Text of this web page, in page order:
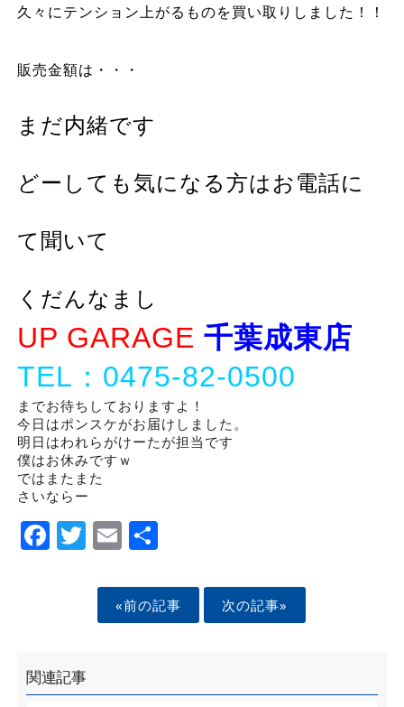
久々にテンション上がるものを買い取りしました！！
販売金額は・・・
まだ内緒です
どーしても気になる方はお電話に
て聞いて
くだんなまし
UP GARAGE 千葉成東店
TEL：0475-82-0500
までお待ちしておりますよ！
今日はポンスケがお届けしました。
明日はわれらがけーたが担当です
僕はお休みですｗ
ではまたまた
さいならー
Facebook
Twitter
EmailShare
«前の記事 次の記事»
関連記事